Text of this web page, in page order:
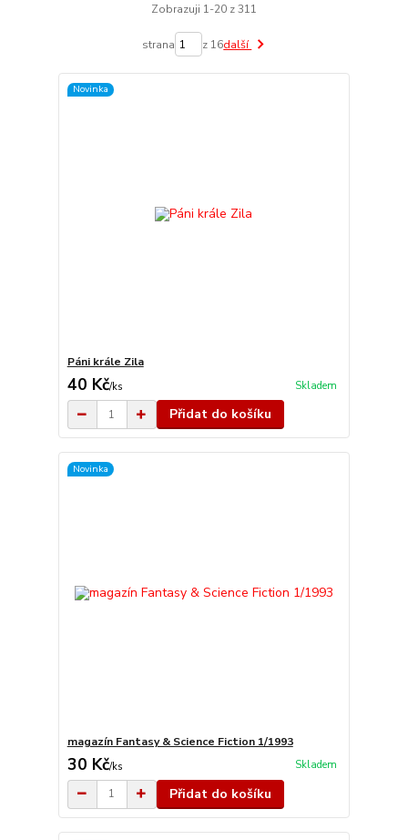
Zobrazuji 1-20 z 311
strana z 16další
Novinka
Páni krále Zila
40 Kč/ks Skladem
Přidat do košíku
Novinka
magazín Fantasy & Science Fiction 1/1993
30 Kč/ks Skladem
Přidat do košíku